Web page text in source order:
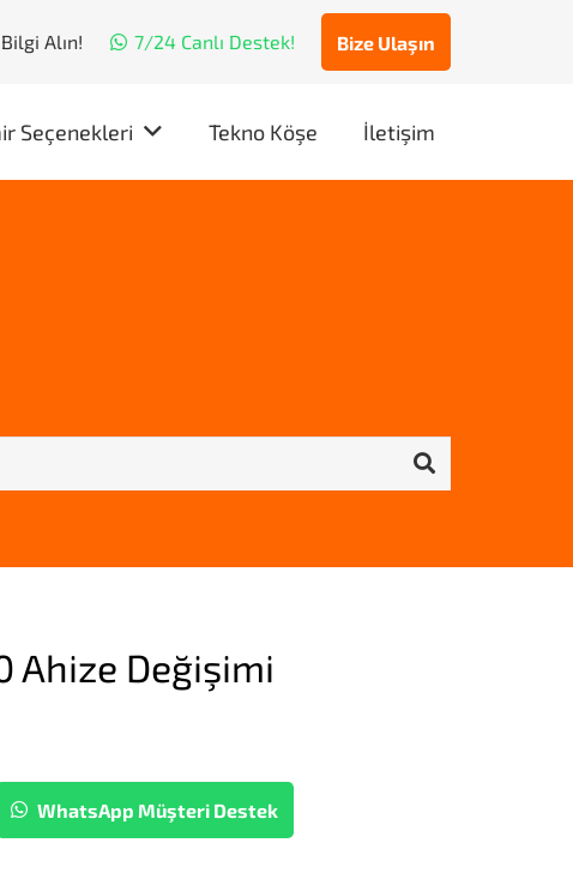
Alın! 7/24 Canlı Destek! Bize Ulaşın
Seçenekleri Tekno Köşe İletişim
Ahize Değişimi
WhatsApp Müşteri Destek